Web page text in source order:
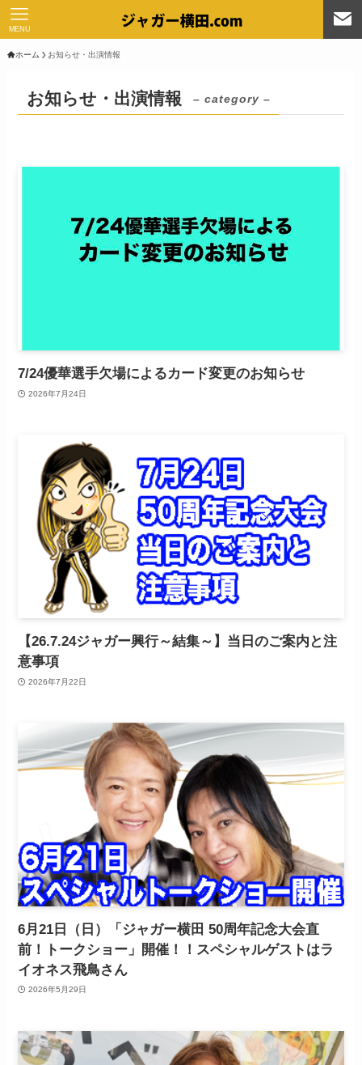
MENU
ホーム お知らせ・出演情報
お知らせ・出演情報 – category –
7/24優華選手欠場によるカード変更のお知らせ
2026年7月24日
【26.7.24ジャガー興行～結集～】当日のご案内と注
意事項
2026年7月22日
6月21日（日）「ジャガー横田 50周年記念大会直
前！トークショー」開催！！スペシャルゲストはラ
イオネス飛鳥さん
2026年5月29日